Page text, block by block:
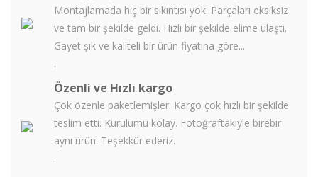
Montajlamada hiç bir sıkıntısı yok. Parçaları eksiksiz
ve tam bir şekilde geldi. Hızlı bir şekilde elime ulaştı.
Gayet şık ve kaliteli bir ürün fiyatına göre...
.
Özenli ve Hızlı kargo
Çok özenle paketlemişler. Kargo çok hızlı bir şekilde
teslim etti. Kurulumu kolay. Fotoğraftakiyle birebir
aynı ürün. Teşekkür ederiz.
.